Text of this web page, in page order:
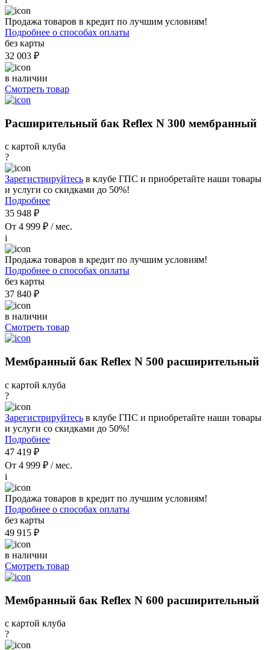
Продажа товаров в кредит по лучшим условиям!
Подробнее о способах оплаты
без карты
32 003 ₽
в наличии
Смотреть товар
Расширительный бак Reflex N 300 мембранный
с картой клуба
?
Зарегистрируйтесь в клубе ГПС и приобретайте наши товары
и услуги со скидками до 50%!
Подробнее
35 948 ₽
От 4 999 ₽ / мес.
i
Продажа товаров в кредит по лучшим условиям!
Подробнее о способах оплаты
без карты
37 840 ₽
в наличии
Смотреть товар
Мембранный бак Reflex N 500 расширительный
с картой клуба
?
Зарегистрируйтесь в клубе ГПС и приобретайте наши товары
и услуги со скидками до 50%!
Подробнее
47 419 ₽
От 4 999 ₽ / мес.
i
Продажа товаров в кредит по лучшим условиям!
Подробнее о способах оплаты
без карты
49 915 ₽
в наличии
Смотреть товар
Мембранный бак Reflex N 600 расширительный
с картой клуба
?